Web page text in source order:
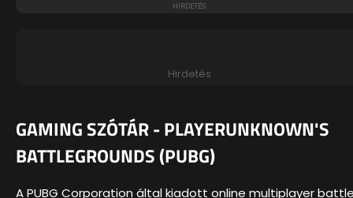
Hirdetés
GAMING SZÓTÁR - PLAYERUNKNOWN'S
BATTLEGROUNDS (PUBG)
A PUBG Corporation által kiadott online multiplayer